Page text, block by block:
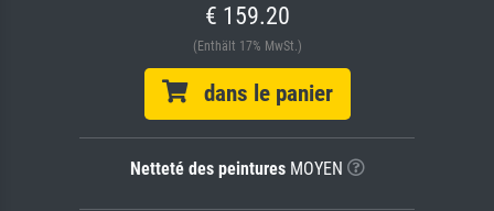
€ 159.20
(Enthält 17% MwSt.)
dans le panier
Netteté des peinturesMOYEN